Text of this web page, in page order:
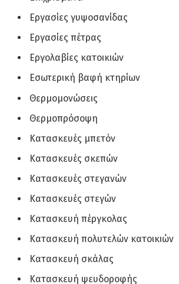
Εργασίες γυψοσανίδας
Εργασίες πέτρας
Εργολαβίες κατοικιών
Εσωτερική βαφή κτηρίων
Θερμομονώσεις
Θερμοπρόσοψη
Κατασκευές μπετόν
Κατασκευές σκεπών
Κατασκευές στεγανών
Κατασκευές στεγών
Κατασκευή πέργκολας
Κατασκευή πολυτελών κατοικιών
Κατασκευή σκάλας
Κατασκευή ψευδοροφής